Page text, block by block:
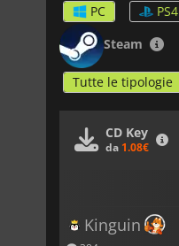
PC
PS4
Steam
Tutte le tipologie
CD Key
da 1.08€
Kinguin